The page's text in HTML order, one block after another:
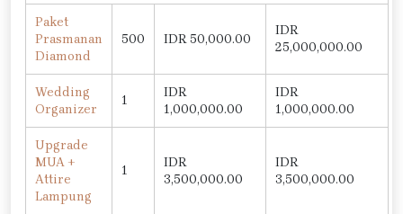
Paket
Prasmanan
Diamond
500 IDR 50,000.00
IDR
25,000,000.00
Wedding
Organizer
1
IDR
1,000,000.00
IDR
1,000,000.00
Upgrade
MUA +
Attire
Lampung
1
IDR
3,500,000.00
IDR
3,500,000.00